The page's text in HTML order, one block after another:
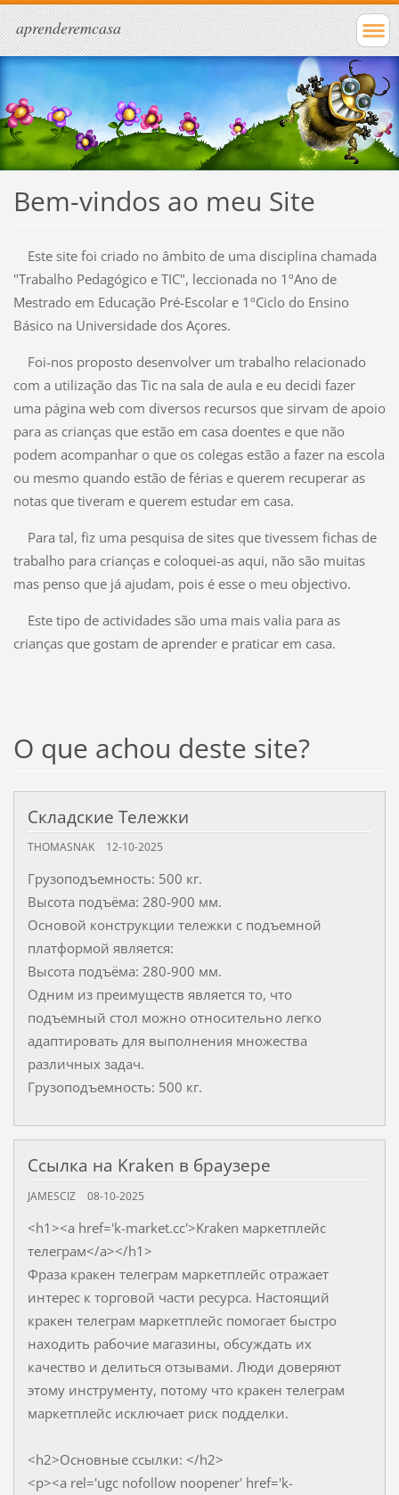
aprenderemcasa
Bem-vindos ao meu Site
Este site foi criado no âmbito de uma disciplina chamada
"Trabalho Pedagógico e TIC", leccionada no 1ºAno de
Mestrado em Educação Pré-Escolar e 1ºCiclo do Ensino
Básico na Universidade dos Açores.
Foi-nos proposto desenvolver um trabalho relacionado
com a utilização das Tic na sala de aula e eu decidi fazer
uma página web com diversos recursos que sirvam de apoio
para as crianças que estão em casa doentes e que não
podem acompanhar o que os colegas estão a fazer na escola
ou mesmo quando estão de férias e querem recuperar as
notas que tiveram e querem estudar em casa.
Para tal, fiz uma pesquisa de sites que tivessem fichas de
trabalho para crianças e coloquei-as aqui, não são muitas
mas penso que já ajudam, pois é esse o meu objectivo.
Este tipo de actividades são uma mais valia para as
crianças que gostam de aprender e praticar em casa.
O que achou deste site?
Складские Тележки
THOMASNAK 12-10-2025
Грузоподъемность: 500 кг.
Высота подъёма: 280-900 мм.
Основой конструкции тележки с подъемной
платформой является:
Высота подъёма: 280-900 мм.
Одним из преимуществ является то, что
подъемный стол можно относительно легко
адаптировать для выполнения множества
различных задач.
Грузоподъемность: 500 кг.
Ссылка на Kraken в браузере
JAMESCIZ 08-10-2025
<h1><a href='k-market.cc'>Kraken маркетплейс
телеграм</a></h1>
Фраза кракен телеграм маркетплейс отражает
интерес к торговой части ресурса. Настоящий
кракен телеграм маркетплейс помогает быстро
находить рабочие магазины, обсуждать их
качество и делиться отзывами. Люди доверяют
этому инструменту, потому что кракен телеграм
маркетплейс исключает риск подделки.
<h2>Основные ссылки: </h2>
<p><a rel='ugc nofollow noopener' href='k-